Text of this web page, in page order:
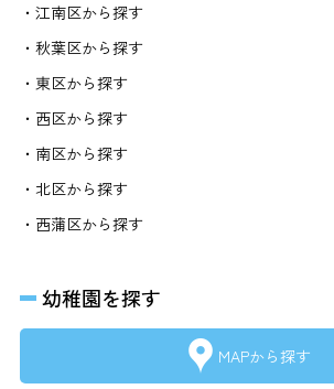
・江南区から探す
・秋葉区から探す
・東区から探す
・西区から探す
・南区から探す
・北区から探す
・西蒲区から探す
幼稚園を探す
MAPから探す